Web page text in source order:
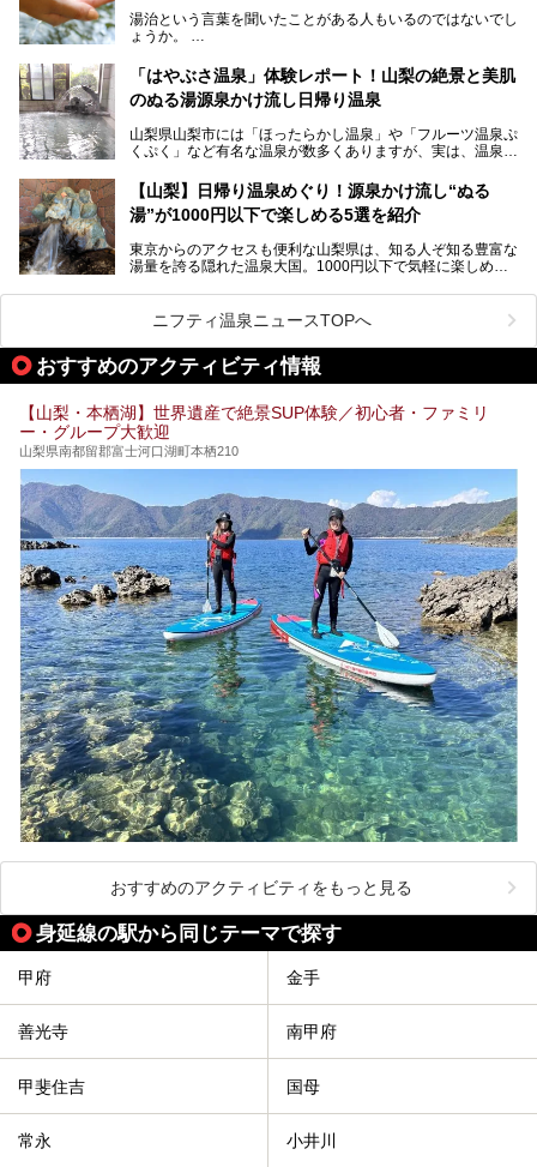
統の単純温泉は、入浴すると実にサッパリ爽快。日帰り入浴
不可なこともあり、全国の温泉ファンがこの温泉を求めて
では循環濾過の沸かし湯が一般的ですが、ここは本物の極上
温泉。まさに価格破壊と言えるクオリティです。
室や無料朝食などをご紹介。温泉通が口を揃えて絶賛する神
コスパ宿の全貌を徹底解説します！
湯治という言葉を聞いたことがある人もいるのではないでし
ょうか。
なかなか体験できない、湯治体験が日帰りでできる温浴施設
が山梨にあります。
ぴあ」の魅力をご紹介します。
提供元：株式会社湯ーとぴあ【PR】
この記事は株式会社湯ーとぴあのPRレポート記事です。
「はやぶさ温泉」体験レポート！山梨の絶景と美肌
のぬる湯源泉かけ流し日帰り温泉
山梨県山梨市には「ほったらかし温泉」や「フルーツ温泉ぷ
くぷく」など有名な温泉が数多くありますが、実は、温泉マ
です。今回紹介する「はやぶさ温泉」も、そのひとつ。温泉
はもちろん、絶景や地元食材を活かしたグルメも堪能できま
す。
します。
【山梨】日帰り温泉めぐり！源泉かけ流し“ぬる
湯”が1000円以下で楽しめる5選を紹介
東京からのアクセスも便利な山梨県は、知る人ぞ知る豊富な
湯量を誇る隠れた温泉大国。1000円以下で気軽に楽しめ
も、これからの季節に嬉しい、じんわりと体の芯まで温ま
る“ぬる湯”が豊富なのも魅力。今回は、湯質も抜群で心ゆく
までリラックスできる山梨のお得な日帰り温泉を、実際体験
した感想と共に紹介します。
※ぬる湯とは35℃～39℃程度の体温に近いぬるめ温泉のこ
ニフティ温泉ニュースTOPへ
おすすめのアクティビティ情報
【山梨・本栖湖】世界遺産で絶景SUP体験／初心者・ファミリ
ー・グループ大歓迎
山梨県南都留郡富士河口湖町本栖210
おすすめのアクティビティをもっと見る
身延線の駅から同じテーマで探す
甲府 金手
善光寺 南甲府
甲斐住吉 国母
常永 小井川